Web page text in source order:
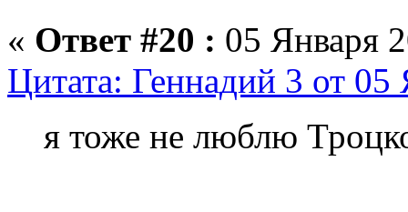
« Ответ #20 : 05 Января
Цитата: Геннадий 3 от
я тоже не люблю